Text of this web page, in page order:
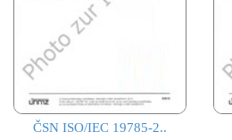
ČSN ISO/IEC 19785-2..